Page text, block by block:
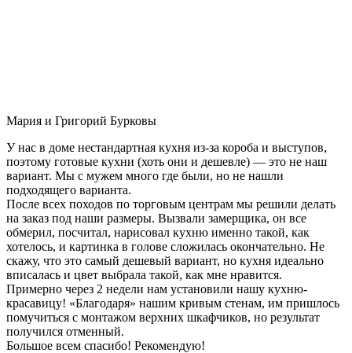
Мария и Григорий Бурковы
У нас в доме нестандартная кухня из-за короба и выступов,
поэтому готовые кухни (хоть они и дешевле) — это не наш
вариант. Мы с мужем много где были, но не нашли
подходящего варианта.
После всех походов по торговым центрам мы решили делать
на заказ под наши размеры. Вызвали замерщика, он все
обмерил, посчитал, нарисовал кухню именно такой, как
хотелось, и картинка в голове сложилась окончательно. Не
скажу, что это самый дешевый вариант, но кухня идеально
вписалась и цвет выбрала такой, как мне нравится.
Примерно через 2 недели нам установили нашу кухню-
красавицу! «Благодаря» нашим кривым стенам, им пришлось
помучиться с монтажом верхних шкафчиков, но результат
получился отменный.
Большое всем спасибо! Рекомендую!